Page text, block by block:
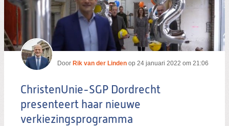
Door Rik van der Linden op 24 januari 2022 om 21:06
ChristenUnie-SGP Dordrecht
presenteert haar nieuwe
verkiezingsprogramma